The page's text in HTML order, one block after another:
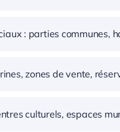
: parties communes,
zones de vente,
culturels, espaces